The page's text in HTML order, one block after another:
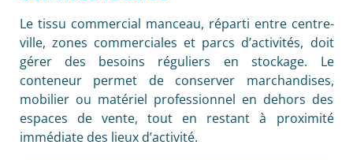
Le tissu commercial manceau, réparti entre centre-
ville, zones commerciales et parcs d’activités, doit
gérer des besoins réguliers en stockage. Le
conteneur permet de conserver marchandises,
mobilier ou matériel professionnel en dehors des
espaces de vente, tout en restant à proximité
immédiate des lieux d’activité.